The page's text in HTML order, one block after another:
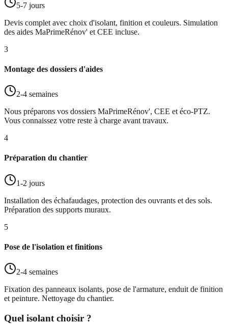
5-7 jours
Devis complet avec choix d'isolant, finition et couleurs. Simulation
des aides MaPrimeRénov' et CEE incluse.
3
Montage des dossiers d'aides
2-4 semaines
Nous préparons vos dossiers MaPrimeRénov', CEE et éco-PTZ.
Vous connaissez votre reste à charge avant travaux.
4
Préparation du chantier
1-2 jours
Installation des échafaudages, protection des ouvrants et des sols.
Préparation des supports muraux.
5
Pose de l'isolation et finitions
2-4 semaines
Fixation des panneaux isolants, pose de l'armature, enduit de finition
et peinture. Nettoyage du chantier.
Quel isolant choisir ?